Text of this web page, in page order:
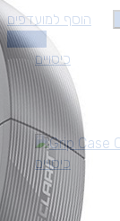
הוסף למועדפים
השוואה
כיסויים
כיסויים